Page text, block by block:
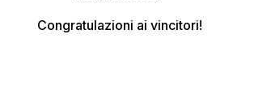
Congratulazioni ai vincitori!